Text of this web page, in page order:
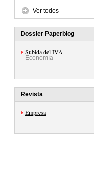
Ver todos
Dossier Paperblog
Subida del IVA
Economía
Revista
Empresa